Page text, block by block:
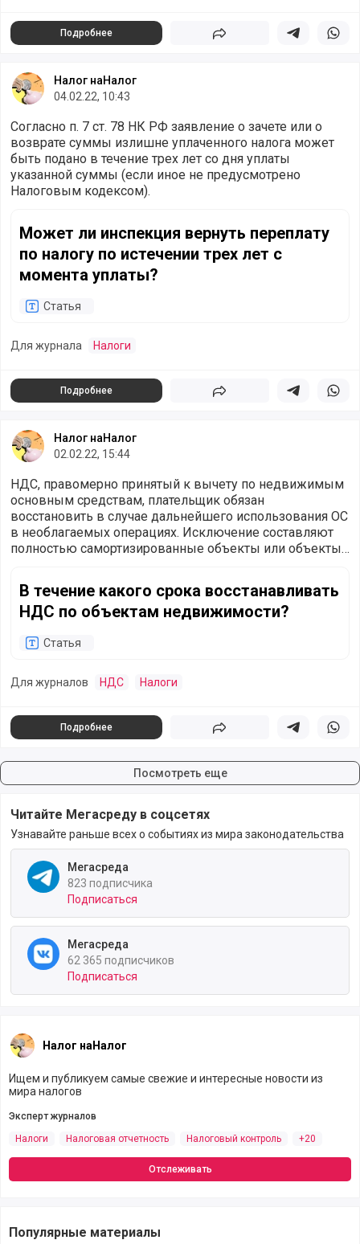
Подробнее Поделиться Поделиться в
Налог наНалог
04.02.22, 10:43
Согласно п. 7 ст. 78 НК РФ заявление о зачете или о
возврате суммы излишне уплаченного налога может
быть подано в течение трех лет со дня уплаты
указанной суммы (если иное не предусмотрено
Налоговым кодексом).
Может ли инспекция вернуть переплату
по налогу по истечении трех лет с
момента уплаты?
Статья
Для журнала Налоги
Подробнее Поделиться Поделиться в
Налог наНалог
02.02.22, 15:44
НДС, правомерно принятый к вычету по недвижимым
основным средствам, плательщик обязан
восстановить в случае дальнейшего использования ОС
в необлагаемых операциях. Исключение составляют
полностью самортизированные объекты или объекты,
менее 15 лет (п. 3 ст. 171.1 НК РФ).
В течение какого срока восстанавливать
НДС по объектам недвижимости?
Статья
Для журналов НДС Налоги
Подробнее Поделиться Поделиться в
Посмотреть еще
Читайте Мегасреду в соцсетях
Узнавайте раньше всех о событиях из мира законодательства
Мегасреда
823 подписчика
Подписаться
Мегасреда
62 365 подписчиков
Подписаться
Налог наНалог
Ищем и публикуем самые свежие и интересные новости из
мира налогов
Эксперт журналов
Налоги
Налоговая отчетность Налоговый контроль +20
Отслеживать
Популярные материалы